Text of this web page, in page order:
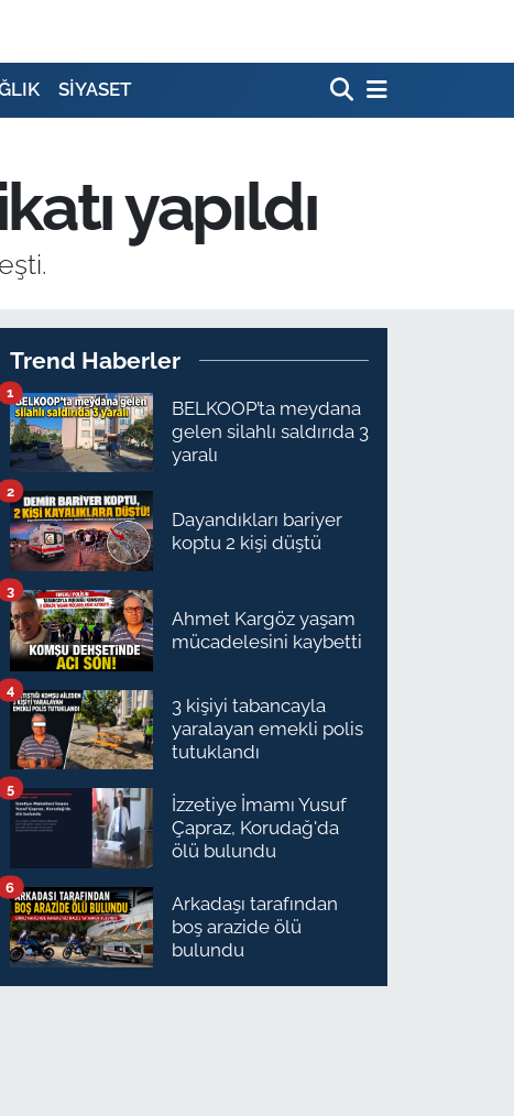
SİYASET
yapıldı
Trend Haberler
BELKOOP’ta meydana
gelen silahlı saldırıda 3
yaralı
1
Dayandıkları bariyer
koptu 2 kişi düştü
2
Ahmet Kargöz yaşam
mücadelesini kaybetti
3
3 kişiyi tabancayla
yaralayan emekli polis
tutuklandı
4
İzzetiye İmamı Yusuf
Çapraz, Korudağ'da
ölü bulundu
5
Arkadaşı tarafından
boş arazide ölü
bulundu
6